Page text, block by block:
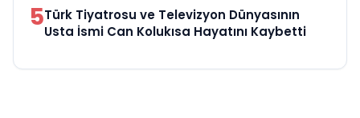
5Türk Tiyatrosu ve Televizyon Dünyasının
Usta İsmi Can Kolukısa Hayatını Kaybetti